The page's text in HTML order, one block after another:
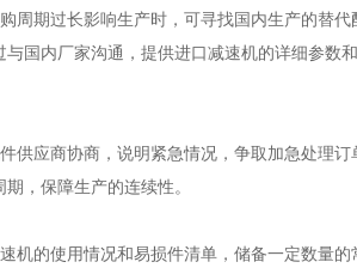
周期过长影响生产时，可寻找国内生产的替
国内厂家沟通，提供进口减速机的详细参数
供应商协商，说明紧急情况，争取加急处理
，保障生产的连续性。
机的使用情况和易损件清单，储备一定数量